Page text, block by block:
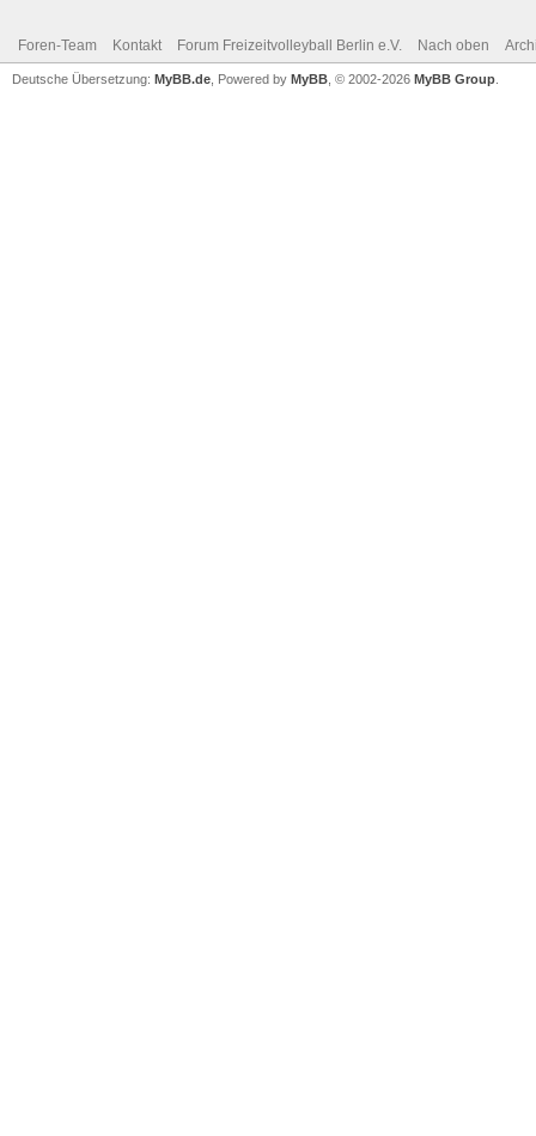
Foren-Team Kontakt Forum Freizeitvolleyball Berlin e.V. Nach oben
Deutsche Übersetzung: MyBB.de , Powered by MyBB , © 2002-2026 MyBB Group